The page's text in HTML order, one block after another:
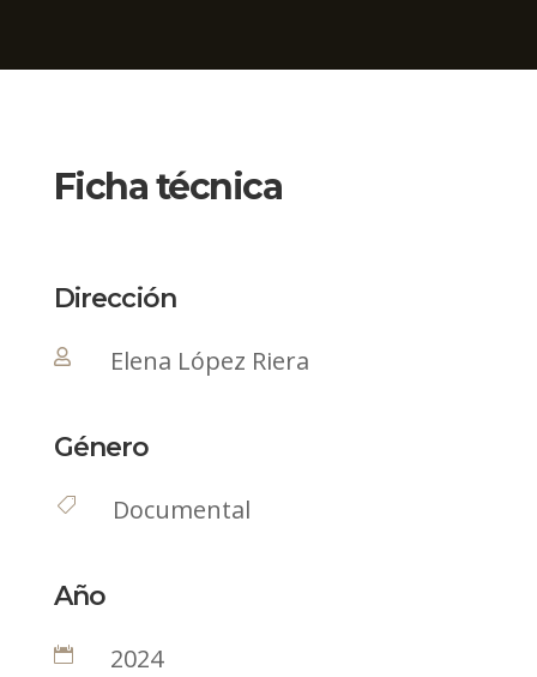
Ficha técnica
Dirección
 Elena López Riera
Género
 Documental
Año
 2024